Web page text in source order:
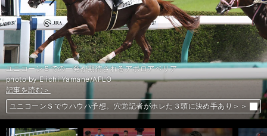
ユニコーンＳでの一発が期待されるアポロアベリア
photo by Eiichi Yamane/AFLO
記事を読む＞
ユニコーンＳでウハウハ予想。穴党記者がホレた３頭に決め手あり＞＞
記事を読む＞
久保建英に現地紙は高評価。レアル・マドリードの選手として試練は続く
記事を読む＞
石川祐希はなぜイタリアにこだわるか。コミュ力UPで世界の一流選手へ
記事を読む＞
「キャッチボールは必要？」。ドラフト候補が考えたいきなり全力投球の
調整法
前へ